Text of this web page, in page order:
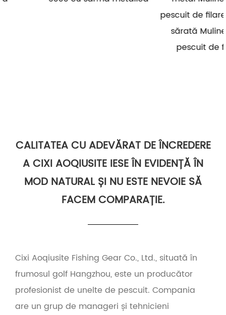
pescuit de filare cu apă
sărată Mulinete de
pescuit de filare
CALITATEA CU ADEVĂRAT DE ÎNCREDERE
A CIXI AOQIUSITE IESE ÎN EVIDENȚĂ ÎN
MOD NATURAL ȘI NU ESTE NEVOIE SĂ
FACEM COMPARAȚIE.
Cixi Aoqiusite Fishing Gear Co., Ltd., situată în
frumosul golf Hangzhou, este un producător
profesionist de unelte de pescuit. Compania
are un grup de manageri și tehnicieni